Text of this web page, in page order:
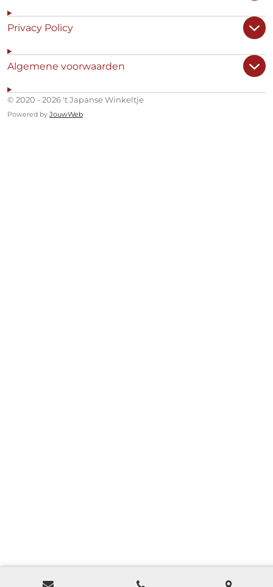
Privacy Policy
Algemene voorwaarden
© 2020 - 2026 't Japanse Winkeltje
Powered by JouwWeb